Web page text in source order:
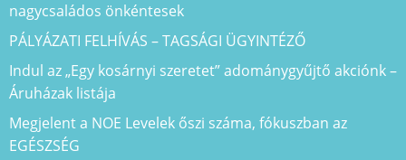
nagycsaládos önkéntesek
PÁLYÁZATI FELHÍVÁS – TAGSÁGI ÜGYINTÉZŐ
Indul az „Egy kosárnyi szeretet” adománygyűjtő akciónk –
Áruházak listája
Megjelent a NOE Levelek őszi száma, fókuszban az
EGÉSZSÉG